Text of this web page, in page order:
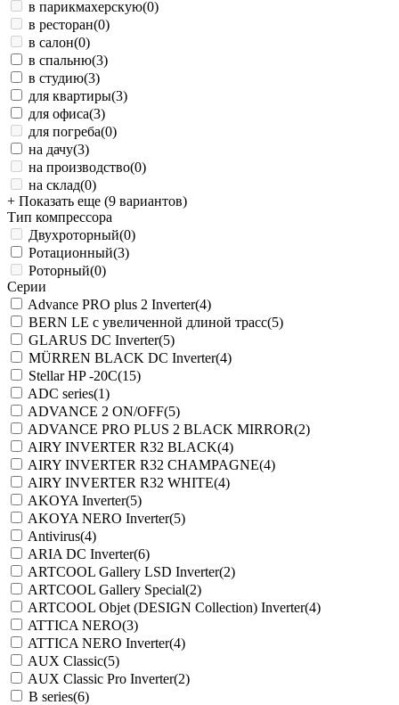
в парикмахерскую(0)
в ресторан(0)
в салон(0)
в спальню(3)
в студию(3)
для квартиры(3)
для офиса(3)
для погреба(0)
на дачу(3)
на производство(0)
на склад(0)
+ Показать еще (9 вариантов)
Тип компрессора
Двухроторный(0)
Ротационный(3)
Роторный(0)
Серии
Advance PRO plus 2 Inverter(4)
BERN LE с увеличенной длиной трасс(5)
GLARUS DC Inverter(5)
MÜRREN BLACK DC Inverter(4)
Stellar HP -20С(15)
ADC series(1)
ADVANCE 2 ON/OFF(5)
ADVANCE PRO PLUS 2 BLACK MIRROR(2)
AIRY INVERTER R32 BLACK(4)
AIRY INVERTER R32 CHAMPAGNE(4)
AIRY INVERTER R32 WHITE(4)
AKOYA Inverter(5)
AKOYA NERO Inverter(5)
Antivirus(4)
ARIA DC Inverter(6)
ARTCOOL Gallery LSD Inverter(2)
ARTCOOL Gallery Special(2)
ARTCOOL Objet (DESIGN Collection) Inverter(4)
ATTICA NERO(3)
ATTICA NERO Inverter(4)
AUX Classic(5)
AUX Classic Pro Inverter(2)
B series(6)